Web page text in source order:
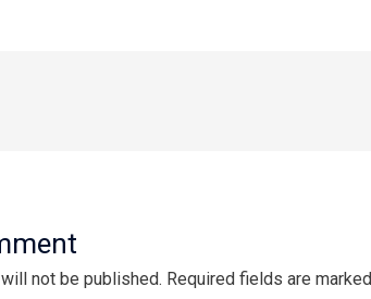
not be published. Required fields are marked